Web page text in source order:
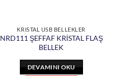
KRISTAL USB BELLEKLER
NRD111 ŞEFFAF KRİSTAL FLAŞ
BELLEK
DEVAMINI OKU